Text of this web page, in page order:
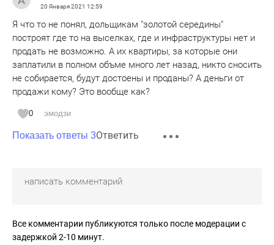
20 Января 2021 12:59
Я что то не понял, дольщикам "золотой середины"
построят где то на выселках, где и инфраструктуры нет и
продать не возможно. А их квартиры, за которые они
заплатили в полном объме много лет назад, никто сносить
не собирается, будут достоены и проданы? А деньги от
продажи кому? Это вообще как?
0 эмодзи
Показать ответы 3Ответить
Все комментарии публикуются только после модерации с
задержкой 2-10 минут.